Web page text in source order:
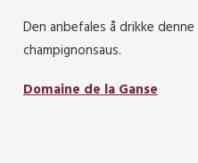
Den anbefales å drikke
champignonsaus.
Domaine de la Ganse